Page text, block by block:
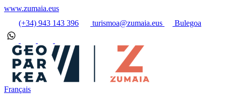
www.zumaia.eus
(+34) 943 143 396
turismoa@zumaia.eus Bulegoa
Français